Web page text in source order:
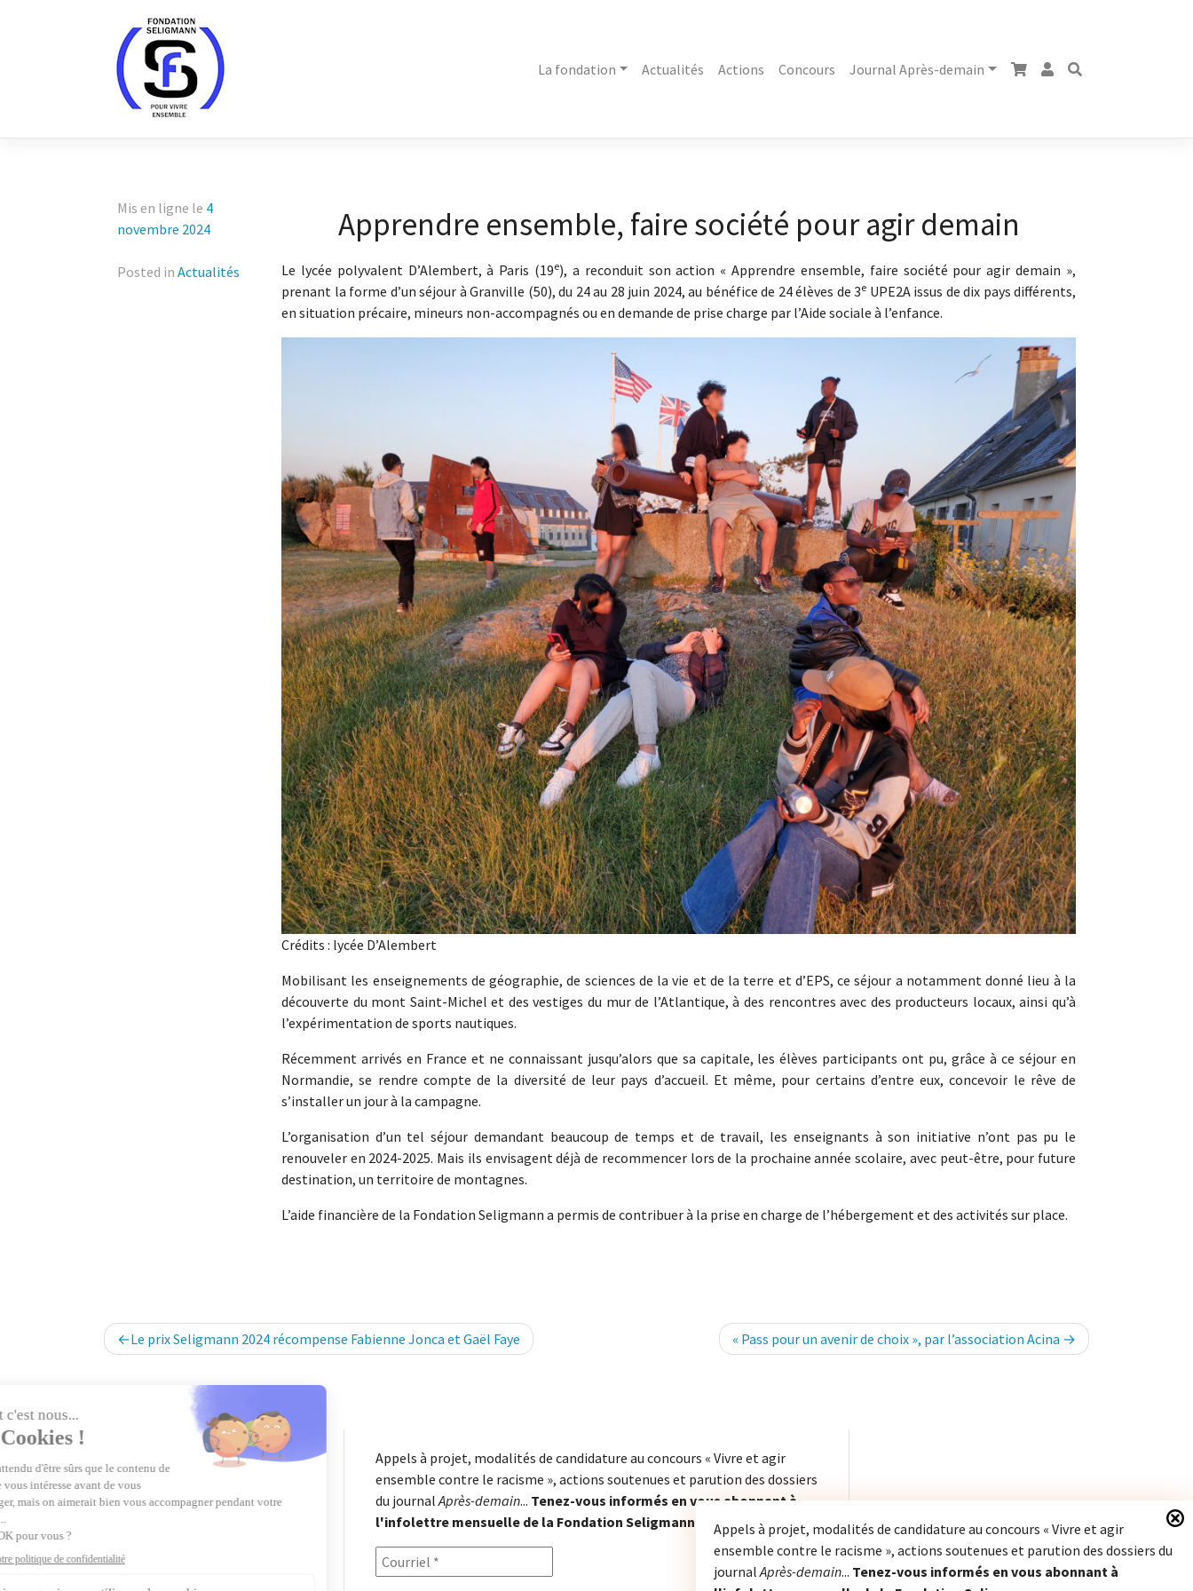
La fondation
Actualités Actions Concours Journal Après-demain
Mis en ligne le 4
novembre 2024
Posted in Actualités
Apprendre ensemble, faire société pour agir demain
Le lycée polyvalent D’Alembert, à Paris (19e), a reconduit son action « Apprendre ensemble, faire société pour agir demain »,
prenant la forme d’un séjour à Granville (50), du 24 au 28 juin 2024, au bénéfice de 24 élèves de 3e UPE2A issus de dix pays différents,
en situation précaire, mineurs non-accompagnés ou en demande de prise charge par l’Aide sociale à l’enfance.
Crédits : lycée D’Alembert
Mobilisant les enseignements de géographie, de sciences de la vie et de la terre et d’EPS, ce séjour a notamment donné lieu à la
découverte du mont Saint-Michel et des vestiges du mur de l’Atlantique, à des rencontres avec des producteurs locaux, ainsi qu’à
l’expérimentation de sports nautiques.
Récemment arrivés en France et ne connaissant jusqu’alors que sa capitale, les élèves participants ont pu, grâce à ce séjour en
Normandie, se rendre compte de la diversité de leur pays d’accueil. Et même, pour certains d’entre eux, concevoir le rêve de
s’installer un jour à la campagne.
L’organisation d’un tel séjour demandant beaucoup de temps et de travail, les enseignants à son initiative n’ont pas pu le
renouveler en 2024-2025. Mais ils envisagent déjà de recommencer lors de la prochaine année scolaire, avec peut-être, pour future
destination, un territoire de montagnes.
L’aide financière de la Fondation Seligmann a permis de contribuer à la prise en charge de l’hébergement et des activités sur place.
Appels à projet, modalités de candidature au concours « Vivre et agir
ensemble contre le racisme », actions soutenues et parution des dossiers du
journalAprès-demain... Tenez-vous informés en vous abonnant à
Navigation
de
Le prix Seligmann 2024 récompense Fabienne Jonca et Gaël Faye « Pass pour un avenir de choix », par l’association Acina
Appels à projet, modalités de candidature au concours « Vivre et agir
ensemble contre le racisme », actions soutenues et parution des dossiers
du journal Après-demain... Tenez-vous informés en vous abonnant à
l'infolettre mensuelle de la Fondation Seligmann.
Fondation Seligmann
Journal Après-demain